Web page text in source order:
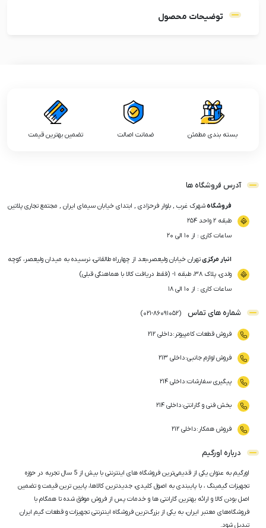
توضیحات محصول
بسته بندی مطمئن ضمانت اصالت تضمین بهترین قیمت
آدرس فروشگاه ها
فروشگاهشهرک غرب , بلوار فرحزادی , ابتدای خیابان سیمای ایران , مجتمع تجاری پلاتین
طبقه ۲ واحد ۲۵۴
ساعات کاری : از ۱۰ الی ۲۰
انبار مرکزیتهران خیابان ولیعصر،بعد از چهارراه طالقانی، نرسیده به میدان ولیعصر، کوچه
ولدی، پلاک ۳۸، طبقه ۱- (فقط دریافت کالا با هماهنگی قبلی)
ساعات کاری : از ۱۰ الی ۱۸
شماره های تماس (
021-86091052
)
فروش قطعات کامپیوتر :داخلی ۲۱۲
فروش لوازم جانبی:داخلی ۲۱۳
پیگیری سفارشات:داخلی ۲۱۴
بخش فنی و گارانتی:داخلی ۲۱۴
فروش همکار :داخلی ۲۱۲
درباره اورگیم
اورگیم به عنوان یکی از قدیمی‌ترین فروشگاه های اینترنتی با بیش از 5 سال تجربه در حوزه
تجهیزات گیمینگ ، با پایبندی به اصول کلیدی، جدیدترین کالاها، پایین ترین قیمت و تضمین
اصل‌ بودن کالا و ارائه بهترین گارانتی ها و خدمات پس از فروش موفق شده تا همگام با
فروشگاه‌های معتبر ایران، به یکی از بزرگ‌ترین فروشگاه اینترنتی تجهیزات و قطعات گیم ایران
تبدیل شود.